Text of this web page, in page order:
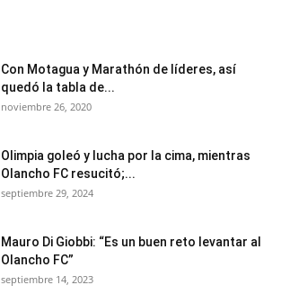
Con Motagua y Marathón de líderes, así
quedó la tabla de...
noviembre 26, 2020
Olimpia goleó y lucha por la cima, mientras
Olancho FC resucitó;...
septiembre 29, 2024
Mauro Di Giobbi: “Es un buen reto levantar al
Olancho FC”
septiembre 14, 2023